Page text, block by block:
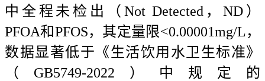
中全程未检出（Not Detected，ND）
PFOA和PFOS，其定量限<0.00001mg/L，
数据显著低于《生活饮用水卫生标准》
（GB5749-2022）中规定的